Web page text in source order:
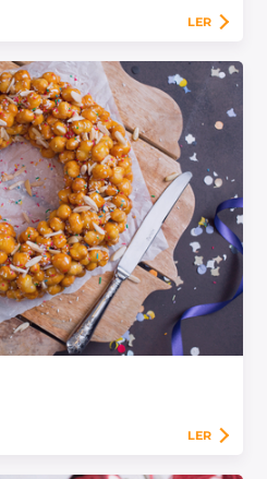
LER
LER